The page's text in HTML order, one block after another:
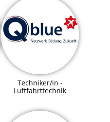
Techniker/in -
Luftfahrttechnik